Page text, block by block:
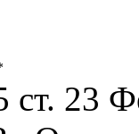
ст. 23